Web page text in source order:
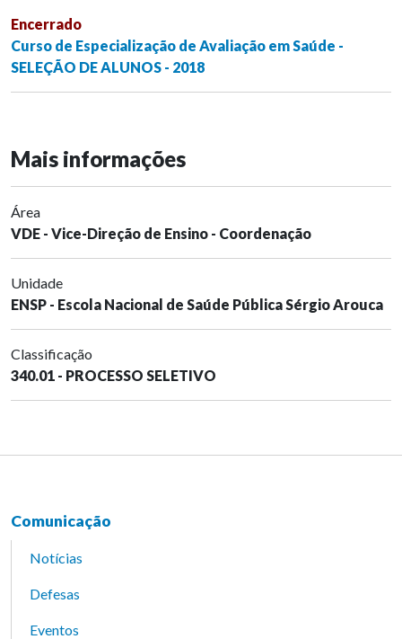
Encerrado
Curso de Especialização de Avaliação em Saúde -
SELEÇÃO DE ALUNOS - 2018
Mais informações
Área
VDE - Vice-Direção de Ensino - Coordenação
Unidade
ENSP - Escola Nacional de Saúde Pública Sérgio Arouca
Classificação
340.01 - PROCESSO SELETIVO
Comunicação
Notícias
Defesas
Eventos